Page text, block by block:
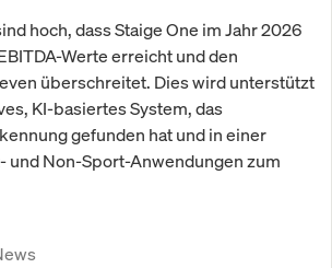
hoch, dass Staige One im Jahr 2026
Werte erreicht und den
überschreitet. Dies wird unterstützt
KI-basiertes System, das
gefunden hat und in einer
und Non-Sport-Anwendungen zum